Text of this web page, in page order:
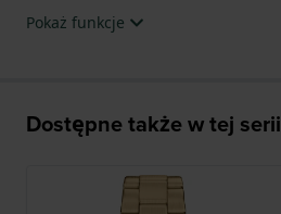
Pokaż funkcje
Dostępne także w tej serii